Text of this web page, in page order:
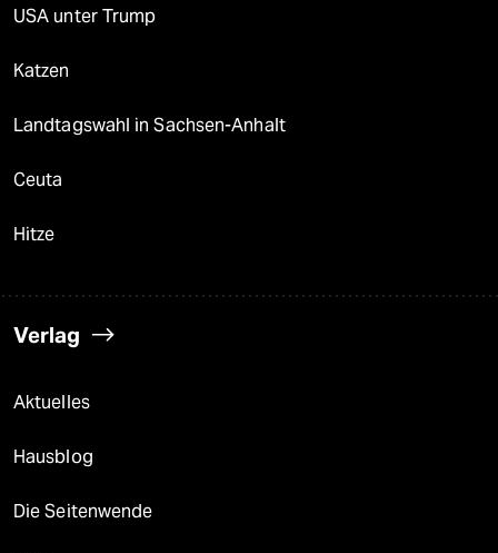
USA unter Trump
Katzen
Landtagswahl in Sachsen-Anhalt
Ceuta
Hitze
Verlag
Aktuelles
Hausblog
Die Seitenwende